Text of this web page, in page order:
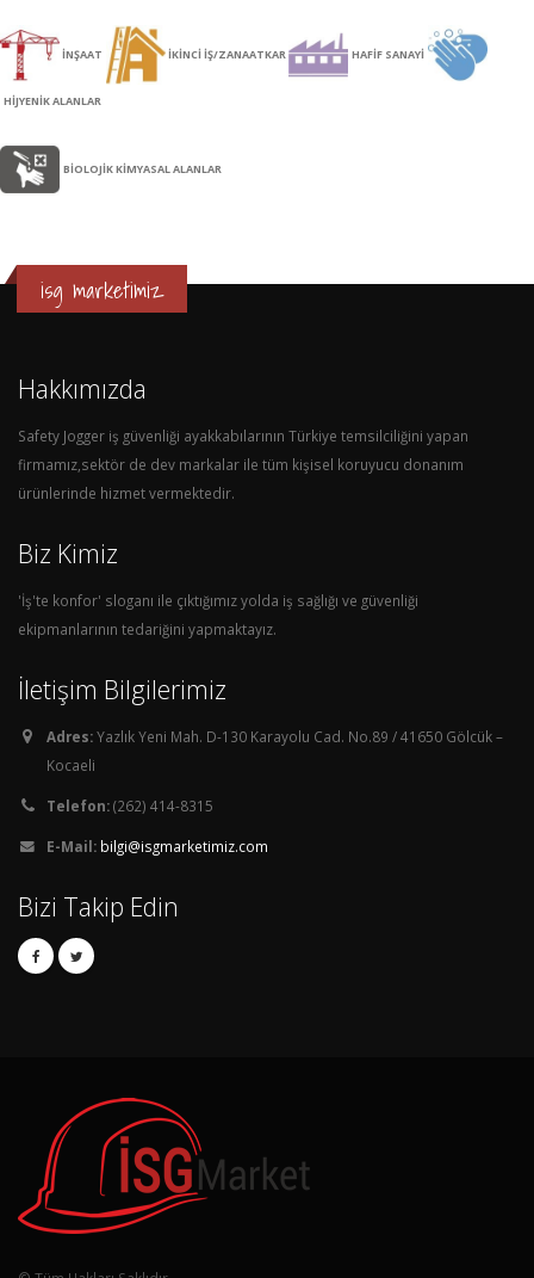
İNŞAAT İKİNCİ İŞ/ZANAATKAR HAFİF SANAYİ
HİJYENİK ALANLAR
BİOLOJİK KİMYASAL ALANLAR
isg marketimiz
Hakkımızda
Safety Jogger iş güvenliği ayakkabılarının Türkiye temsilciliğini yapan
firmamız,sektör de dev markalar ile tüm kişisel koruyucu donanım
ürünlerinde hizmet vermektedir.
Biz Kimiz
'İş'te konfor' sloganı ile çıktığımız yolda iş sağlığı ve güvenliği
ekipmanlarının tedariğini yapmaktayız.
İletişim Bilgilerimiz
Adres:Yazlık Yeni Mah. D-130 Karayolu Cad. No.89 / 41650 Gölcük –
Kocaeli
Telefon:(262) 414-8315
E-Mail: bilgi@isgmarketimiz.com
Bizi Takip Edin